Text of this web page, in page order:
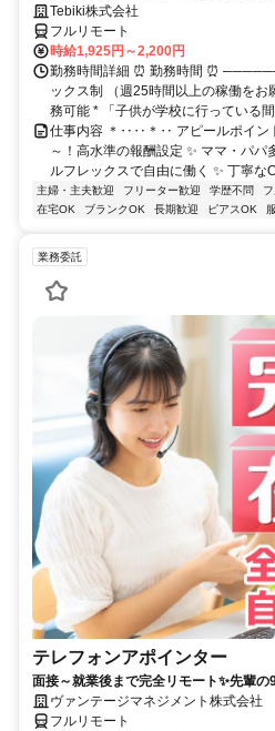
Tebiki株式会社
フルリモート
時給1,925円～2,200円
勤務時間詳細 ⏰ 勤務時間 ⏰
ックス制 （週25時間以上の稼働を
務可能 * 「子供が学校に行っている
仕事内容 ＊‥‥＊‥ アピールポイ
～！高水準の報酬設定 ✨ ママ・パパ
ルフレックスで自由に働く ✨ 丁寧な
主婦・主夫歓迎 フリーター歓迎 学歴不問
在宅OK
ブランクOK 長期歓迎 ピアスOK
業務委託
テレフォンアポインター
面接～就業後まで完全リモート✨先輩
ヴァンテージマネジメント株式会社
フルリモート